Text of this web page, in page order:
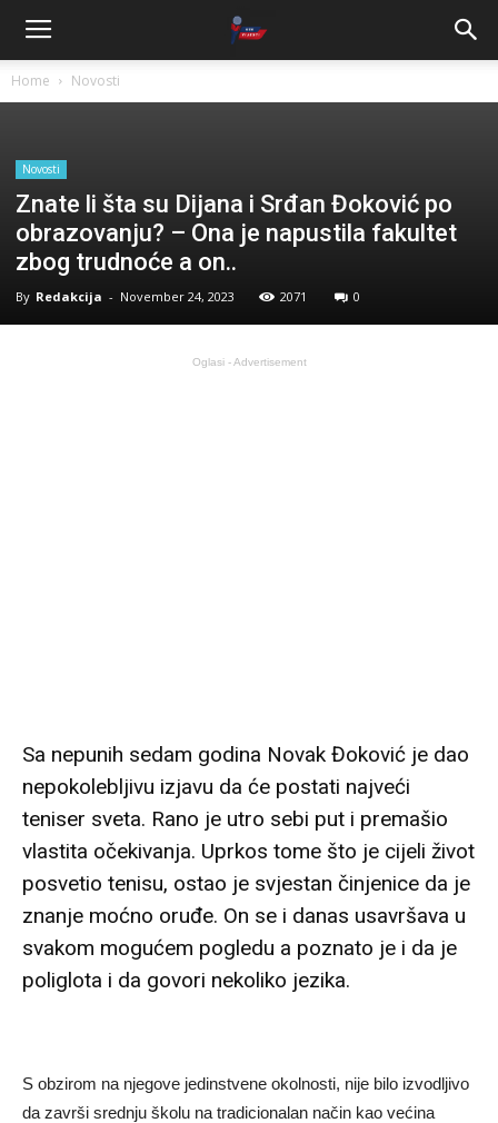
Home Novosti
Novosti
Znate li šta su Dijana i Srđan Đoković po
obrazovanju? – Ona je napustila fakultet
zbog trudnoće a on..
By Redakcija - November 24, 2023 2071 0
Oglasi - Advertisement
Sa nepunih sedam godina Novak Đoković je dao
nepokolebljivu izjavu da će postati najveći
teniser sveta. Rano je utro sebi put i premašio
vlastita očekivanja. Uprkos tome što je cijeli život
posvetio tenisu, ostao je svjestan činjenice da je
znanje moćno oruđe. On se i danas usavršava u
svakom mogućem pogledu a poznato je i da je
poliglota i da govori nekoliko jezika.
S obzirom na njegove jedinstvene okolnosti, nije bilo izvodljivo
da završi srednju školu na tradicionalan način kao većina